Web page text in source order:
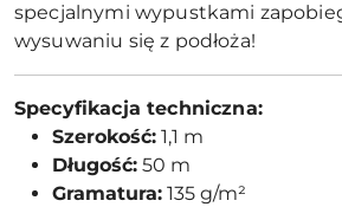
specjalnymi wypustkami
wysuwaniu się z podłoża!
Specyfikacja techniczna:
Szerokość: 1,1 m
Długość: 50 m
Gramatura: 135 g/m²